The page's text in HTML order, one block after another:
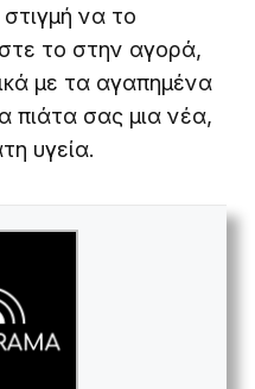
να το
το στην αγορά,
με τα αγαπημένα
πιάτα σας μια νέα,
υγεία.